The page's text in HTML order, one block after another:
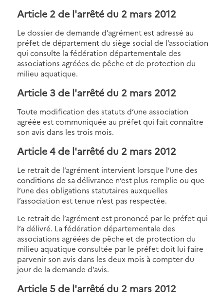
Article 2 de l'arrêté du 2 mars 2012
Le dossier de demande d’agrément est adressé au
préfet de département du siège social de l’association
qui consulte la fédération départementale des
associations agréées de pêche et de protection du
milieu aquatique.
Article 3 de l'arrêté du 2 mars 2012
Toute modification des statuts d’une association
agréée est communiquée au préfet qui fait connaître
son avis dans les trois mois.
Article 4 de l'arrêté du 2 mars 2012
Le retrait de l’agrément intervient lorsque l’une des
conditions de sa délivrance n’est plus remplie ou que
l’une des obligations statutaires auxquelles
l’association est tenue n’est pas respectée.
Le retrait de l’agrément est prononcé par le préfet qui
l’a délivré. La fédération départementale des
associations agréées de pêche et de protection du
milieu aquatique consultée par le préfet doit lui faire
parvenir son avis dans les deux mois à compter du
jour de la demande d’avis.
Article 5 de l'arrêté du 2 mars 2012